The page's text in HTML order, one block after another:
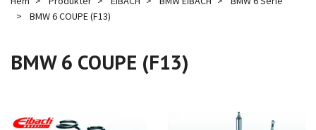
BMW 6 COUPE (F13)
BMW 6 COUPE (F13)